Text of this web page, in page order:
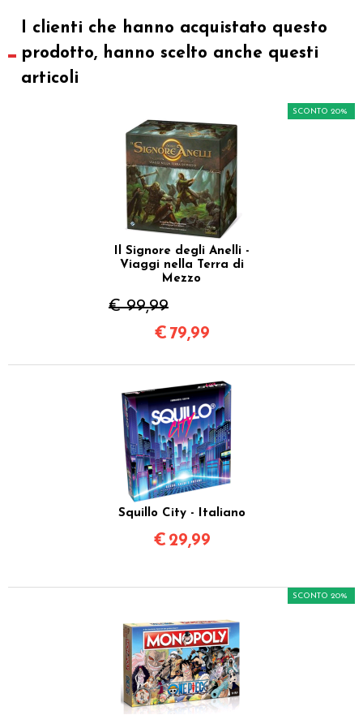
I clienti che hanno acquistato questo
prodotto, hanno scelto anche questi
articoli
Il Signore degli Anelli -
Viaggi nella Terra di
Mezzo
€ 99,99
SCONTO 20%
€ 79,99
Squillo City - Italiano
€ 29,99
SCONTO 20%